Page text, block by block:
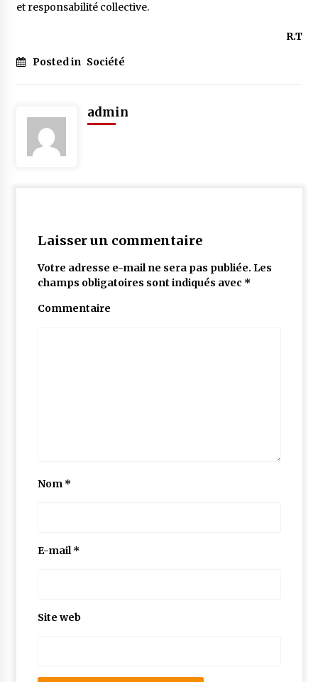
et responsabilité collective.
R.T
Posted in Société
admin
Laisser un commentaire
Votre adresse e-mail ne sera pas publiée. Les
champs obligatoires sont indiqués avec *
Commentaire
Nom *
E-mail*
Site web